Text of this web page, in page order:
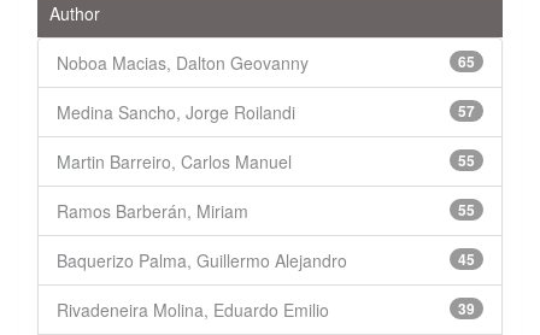
Author
65
Noboa Macias, Dalton Geovanny
57
Medina Sancho, Jorge Roilandi
55
Martin Barreiro, Carlos Manuel
55
Ramos Barberán, Miriam
45
Baquerizo Palma, Guillermo Alejandro
39
Rivadeneira Molina, Eduardo Emilio